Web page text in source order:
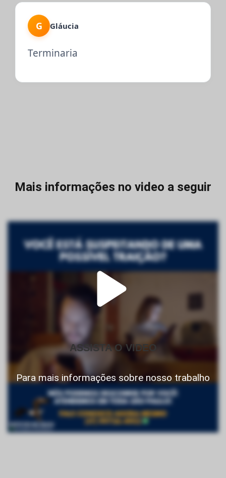
G Gláucia
Terminaria
Mais informações no video a seguir
ASSISTA O VIDEO
Para mais informações sobre nosso trabalho